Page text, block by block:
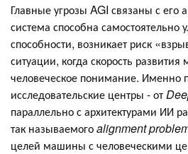
Главные угрозы AGI связаны с его
система способна самостоятельно
способности, возникает риск
ситуации, когда скорость
человеческое понимание. Именно
исследовательские центры - от
параллельно с архитектурами ИИ
так называемогоalignment
целей машины с человеческими